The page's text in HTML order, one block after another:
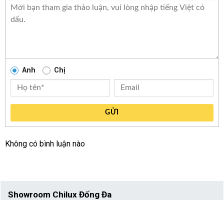
Anh Chị
GỬI
Không có bình luận nào
Showroom Chilux Đống Đa